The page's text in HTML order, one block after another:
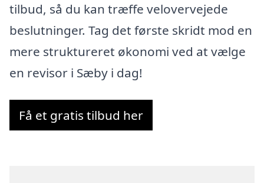
tilbud, så du kan træffe velovervejede
beslutninger. Tag det første skridt mod en
mere struktureret økonomi ved at vælge
en revisor i Sæby i dag!
Få et gratis tilbud her